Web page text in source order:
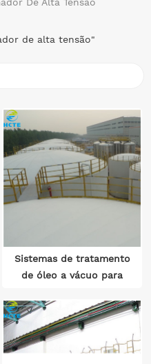
de alta tensão"
Sistemas de tratamento
de óleo a vácuo para
ultra-alta tensão